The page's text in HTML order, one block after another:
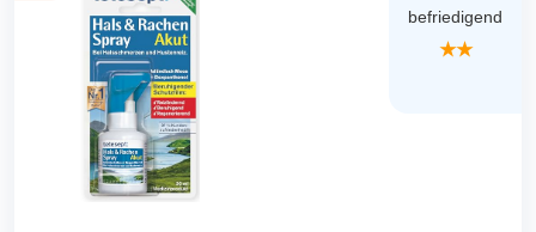
befriedigend
★★